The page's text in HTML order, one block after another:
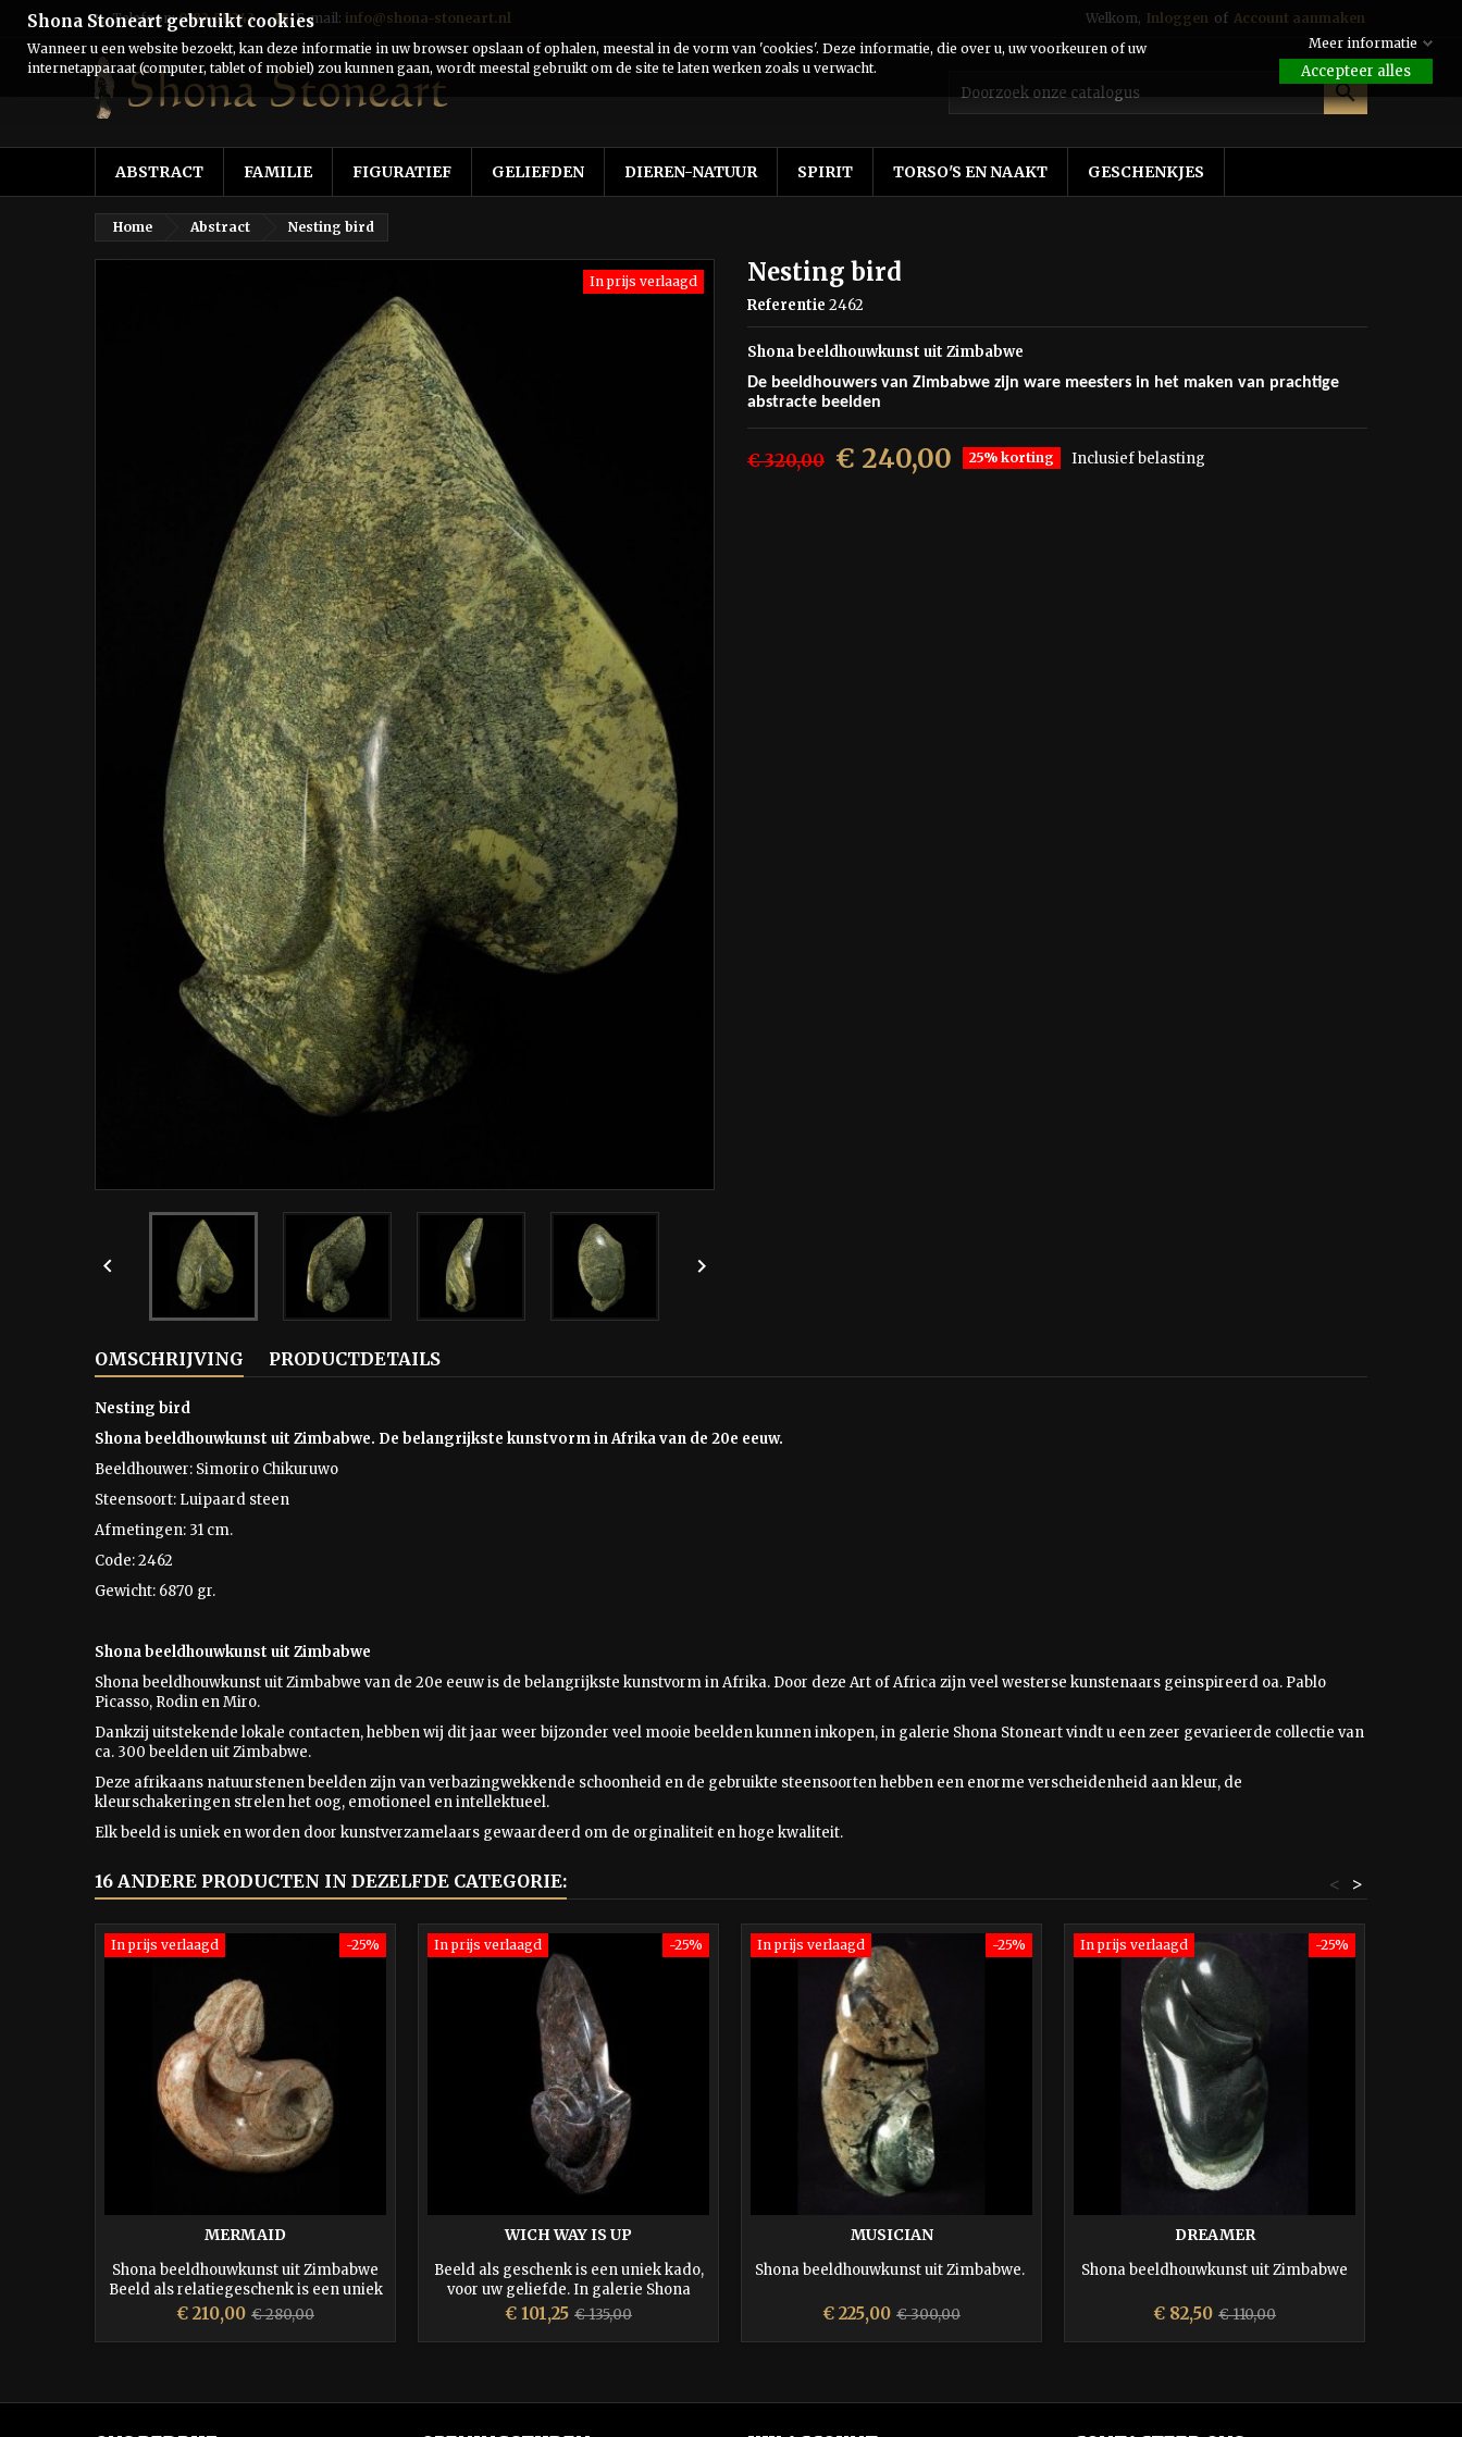
Telefoon: 0182-511243 E-mail: info@shona-stoneart.nl Welkom, Inloggen of Account aanmaken

ABSTRACT FAMILIE FIGURATIEF GELIEFDEN DIEREN-NATUUR SPIRIT TORSO'S EN NAAKT GESCHENKJES
Home Abstract Nesting bird
In prijs verlaagd
 
Nesting bird
Referentie 2462
Shona beeldhouwkunst uit Zimbabwe
De beeldhouwers van Zimbabwe zijn ware meesters in het maken van prachtige
abstracte beelden
€ 320,00 € 240,00 25% korting Inclusief belasting
OMSCHRIJVING PRODUCTDETAILS
Nesting bird
Shona beeldhouwkunst uit Zimbabwe. De belangrijkste kunstvorm in Afrika van de 20e eeuw.
Beeldhouwer: Simoriro Chikuruwo
Steensoort: Luipaard steen
Afmetingen: 31 cm.
Code: 2462
Gewicht: 6870 gr.
Shona beeldhouwkunst uit Zimbabwe
Shona beeldhouwkunst uit Zimbabwe van de 20e eeuw is de belangrijkste kunstvorm in Afrika. Door deze Art of Africa zijn veel westerse kunstenaars geinspireerd oa. Pablo
Picasso, Rodin en Miro.
Dankzij uitstekende lokale contacten, hebben wij dit jaar weer bijzonder veel mooie beelden kunnen inkopen, in galerie Shona Stoneart vindt u een zeer gevarieerde collectie van
ca. 300 beelden uit Zimbabwe.
Deze afrikaans natuurstenen beelden zijn van verbazingwekkende schoonheid en de gebruikte steensoorten hebben een enorme verscheidenheid aan kleur, de
kleurschakeringen strelen het oog, emotioneel en intellektueel.
Elk beeld is uniek en worden door kunstverzamelaars gewaardeerd om de orginaliteit en hoge kwaliteit.
16 ANDERE PRODUCTEN IN DEZELFDE CATEGORIE: >
<
-25%
In prijs verlaagd
MERMAID
Shona beeldhouwkunst uit Zimbabwe
Beeld als relatiegeschenk is een uniek
kado, wordt door uw relatie zeer
gewaardeerd en blijft altijd in beeld
Prijs
€ 210,00 Normale
prijs
€ 280,00
-25%
In prijs verlaagd
WICH WAY IS UP
Beeld als geschenk is een uniek kado,
voor uw geliefde. In galerie Shona
Stoneart vindt u een gevarieerde
collectie van ca. 300 beelden uit
Zimbabwe. Elk beeld is uniek en
Prijs
€ 101,25 Normale
prijs
€ 135,00
-25%
In prijs verlaagd
MUSICIAN
Shona beeldhouwkunst uit Zimbabwe.
Prijs
€ 225,00 Normale
prijs
€ 300,00
-25%
In prijs verlaagd
DREAMER
Shona beeldhouwkunst uit Zimbabwe
Prijs
€ 82,50 Normale
prijs
€ 110,00
Shona Stoneart gebruikt cookies
Wanneer u een website bezoekt, kan deze informatie in uw browser opslaan of ophalen, meestal in de vorm van 'cookies'. Deze informatie, die over u, uw voorkeuren of uw
internetapparaat (computer, tablet of mobiel) zou kunnen gaan, wordt meestal gebruikt om de site te laten werken zoals u verwacht.
Meer informatie
Accepteer alles